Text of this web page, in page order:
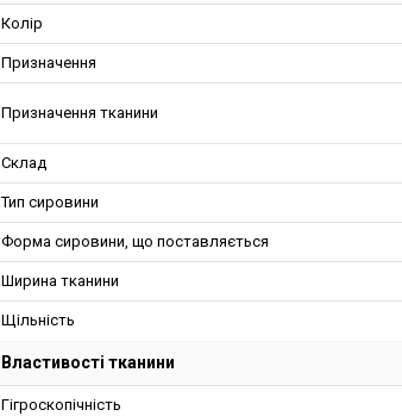
Колір
Призначення
Призначення тканини
Склад
Тип сировини
Форма сировини, що поставляється
Ширина тканини
Щільність
Властивості тканини
Гігроскопічність